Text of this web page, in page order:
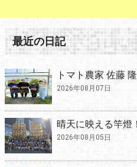
最近の日記
トマト農家 佐藤
2026年08月07日
晴天に映える竿燈
2026年08月05日